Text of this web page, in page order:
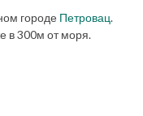
городе Петровац.
в 300м от моря.